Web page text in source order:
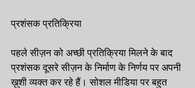
प्रशंसक प्रतिक्रिया
पहले सीज़न को अच्छी प्रतिक्रिया मिलने के बाद
प्रशंसक दूसरे सीज़न के निर्माण के निर्णय पर अपनी
ख़ुशी व्यक्त कर रहे हैं। सोशल मीडिया पर बहुत